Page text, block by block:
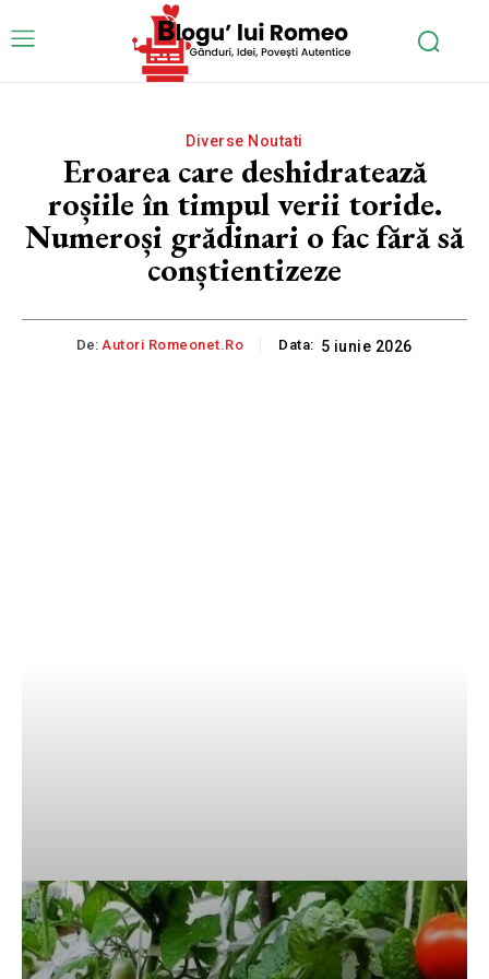
Diverse Noutati
Eroarea care deshidratează
roșiile în timpul verii toride.
Numeroși grădinari o fac fără să
conștientizeze
De: Autori Romeonet.ro Data: 5 iunie 2026